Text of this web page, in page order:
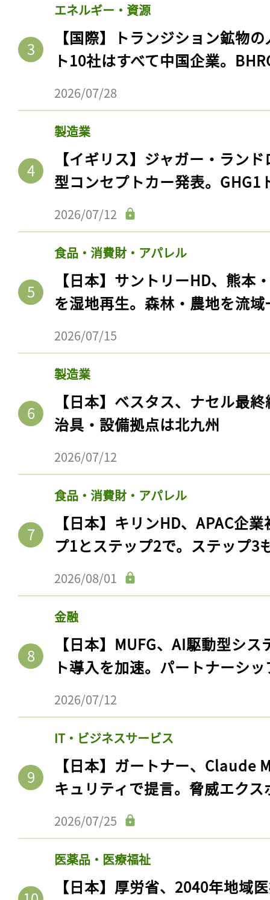
エネルギー・資源
【国際】トランジション鉱物
ト10社はすべて中国企業。
2026/07/28
製造業
【イギリス】ジャガー・ラン
型コンセプトカー発表。GHG1
2026/07/12
食品・消費財・アパレル
【日本】サントリーHD、熊本
を湿地再生。森林・農地を流
2026/07/15
製造業
【日本】ベスタス、ナセル最
治具・設備拠点は北九州
2026/07/12
食品・消費財・アパレル
【日本】キリンHD、APAC企
プ1とステップ2で。ステップ3
2026/08/01
金融
【日本】MUFG、AI駆動型シ
ト導入を加速。パートナーシ
2026/07/12
IT・ビジネスサービス
【日本】ガートナー、Claude
キュリティで提言。脅威エク
2026/07/25
医薬品・医療福祉
【日本】厚労省、2040年地域